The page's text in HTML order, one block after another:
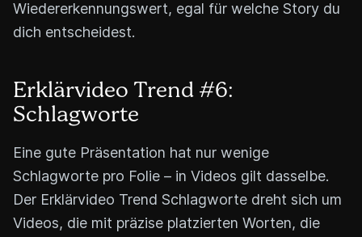
Wiedererkennungswert, egal für welche Story du
dich entscheidest.
Erklärvideo Trend #6:
Schlagworte
Eine gute Präsentation hat nur wenige
Schlagworte pro Folie – in Videos gilt dasselbe.
Der Erklärvideo Trend Schlagworte dreht sich um
Videos, die mit präzise platzierten Worten, die